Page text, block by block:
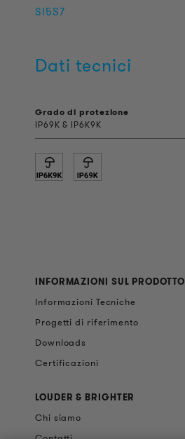
SI5S7
Dati tecnici
Grado di protezione
IP69K & IP6K9K
INFORMAZIONI SUL PRODOTTO
Informazioni Tecniche
Progetti di riferimento
Downloads
Certificazioni
LOUDER & BRIGHTER
Chi siamo